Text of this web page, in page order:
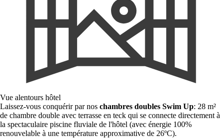
Vue alentours hôtel
Laissez-vous conquérir par nos chambres doubles Swim Up: 28 m²
de chambre double avec terrasse en teck qui se connecte directement à
la spectaculaire piscine fluviale de l'hôtel (avec énergie 100%
renouvelable à une température approximative de 26ºC).